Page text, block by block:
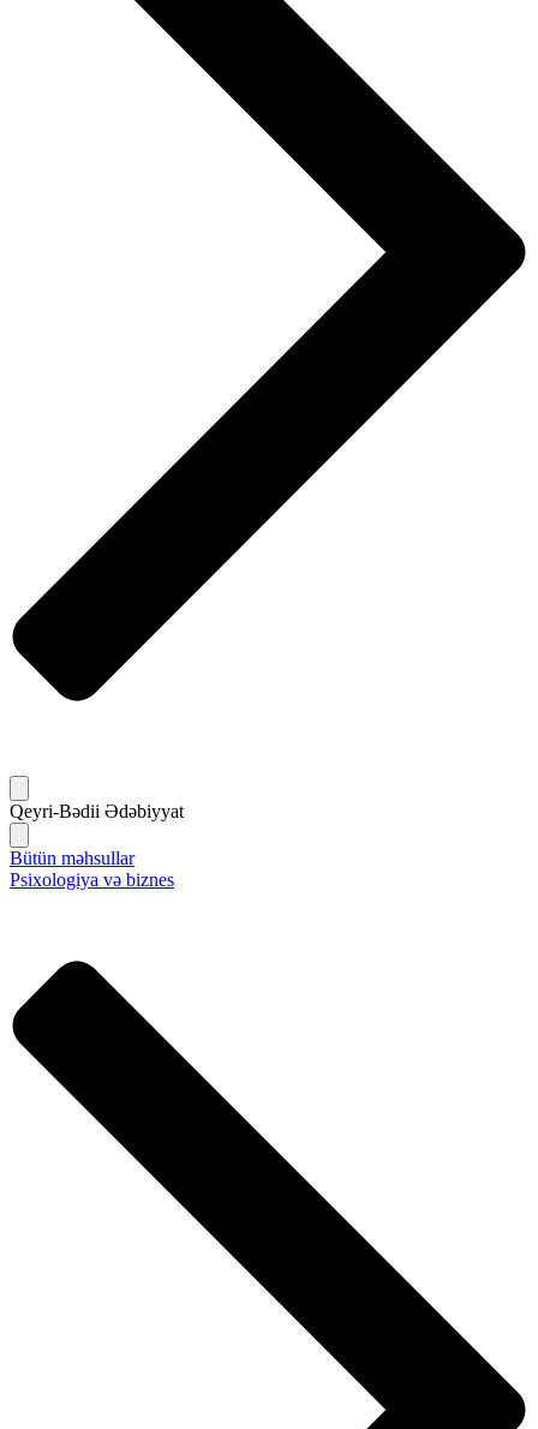
Qeyri-Bədii Ədəbiyyat
Bütün məhsullar
Psixologiya və biznes